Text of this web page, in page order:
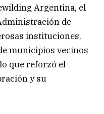
Argentina, el
de
instituciones.
municipios vecinos
que reforzó el
y su